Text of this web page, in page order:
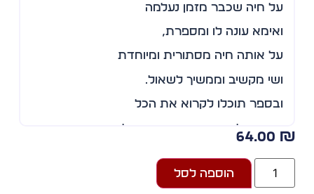
על חיה שכבר מזמן נעלמה
ואימא עונה לו ומספרת,
על אותה חיה מסתורית ומיוחדת
ושי מקשיב וממשיך לשאול…
ובספר תוכלו לקרוא את הכל
פנינה אלטרמן־נבון, גננת בגימלאות, מתגוררת
ברמת הגולן ואימא לשלושה ילדים בוגרים, שי,
שגב ושחף. סבתא לים הקטנה ובת הזוג של
חיים. מתנדבת עם קשישים, עובדת עם ילדים
צעירים, כותבת ספרים ואוהבת לטייל ולקרוא.
64.00
הוספה לסל